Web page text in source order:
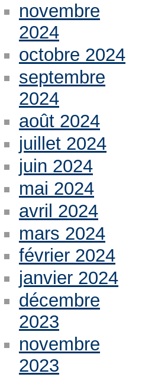
novembre
2024
octobre 2024
septembre
2024
août 2024
juillet 2024
juin 2024
mai 2024
avril 2024
mars 2024
février 2024
janvier 2024
décembre
2023
novembre
2023